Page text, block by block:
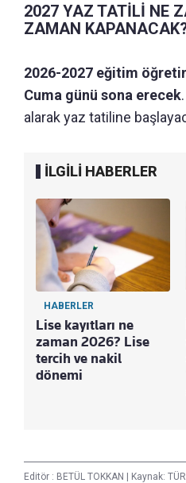
2027 YAZ TATİLİ NE
ZAMAN
2026-2027 eğitim
Cuma günü sona erecek
alarak yaz tatiline
İLGİLİ HABERLER
HABERLER
Lise kayıtları ne
zaman 2026? Lise
tercih ve nakil
dönemi
Editör : BETÜL TOKKAN | Kaynak: